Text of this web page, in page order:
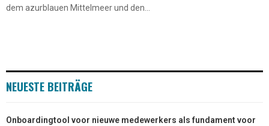
dem azurblauen Mittelmeer und den...
NEUESTE BEITRÄGE
Onboardingtool voor nieuwe medewerkers als fundament voor